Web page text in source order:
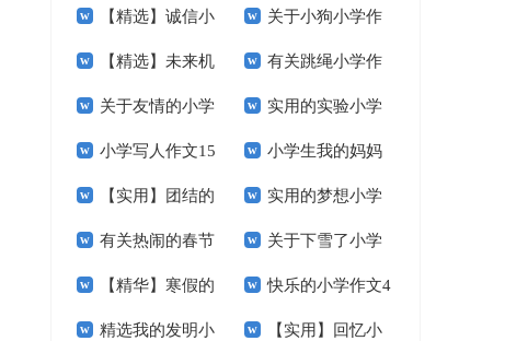
【精选】诚信小
学作文3篇
关于小狗小学作
文锦集九篇
【精选】未来机
器人小学作文4篇
有关跳绳小学作
文300字10篇
关于友情的小学
作文合集十篇
实用的实验小学
的作文400字四篇
小学写人作文15
篇
小学生我的妈妈
作文
【实用】团结的
小学作文300字4篇
实用的梦想小学
作文300字3篇
有关热闹的春节
小学作文十篇
关于下雪了小学
作文400字八篇
【精华】寒假的
小学作文锦集六篇
快乐的小学作文4
篇
精选我的发明小 【实用】回忆小